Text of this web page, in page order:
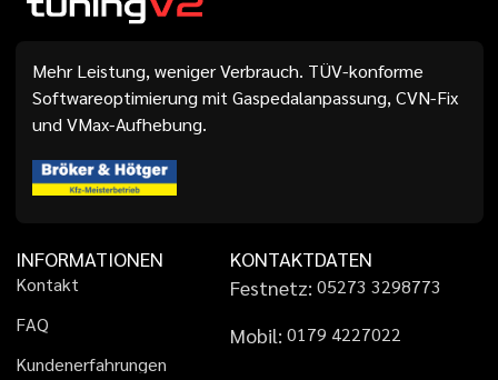
Mehr Leistung, weniger Verbrauch. TÜV-konforme
Softwareoptimierung mit Gaspedalanpassung, CVN-Fix
und VMax-Aufhebung.
INFORMATIONEN
Kontakt
FAQ
Kundenerfahrungen
KONTAKTDATEN
Festnetz: 05273 3298773
Mobil: 01 79 4227022